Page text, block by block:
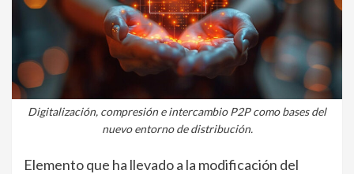
Digitalización, compresión e intercambio P2P como bases del
nuevo entorno de distribución.
Elemento que ha llevado a la modificación del